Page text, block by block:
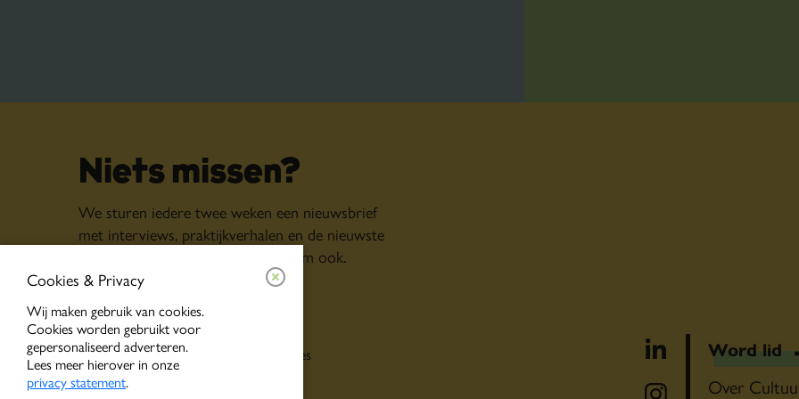
Cookies & Privacy
Wij maken gebruik van cookies.
Cookies worden gebruikt voor
gepersonaliseerd adverteren.
Lees meer hierover in onze
privacy statement.
Niets missen?
We sturen iedere twee weken een nieuwsbrief
met interviews, praktijkverhalen en de nieuwste
vacatures. Schrijf je in, dan krijg jij ‘m ook.
Inschrijven voor
Algemene nieuwsbrief
Persoonlijke tips o.b.v. jouw interesses
Event alerts
Word lid
Over